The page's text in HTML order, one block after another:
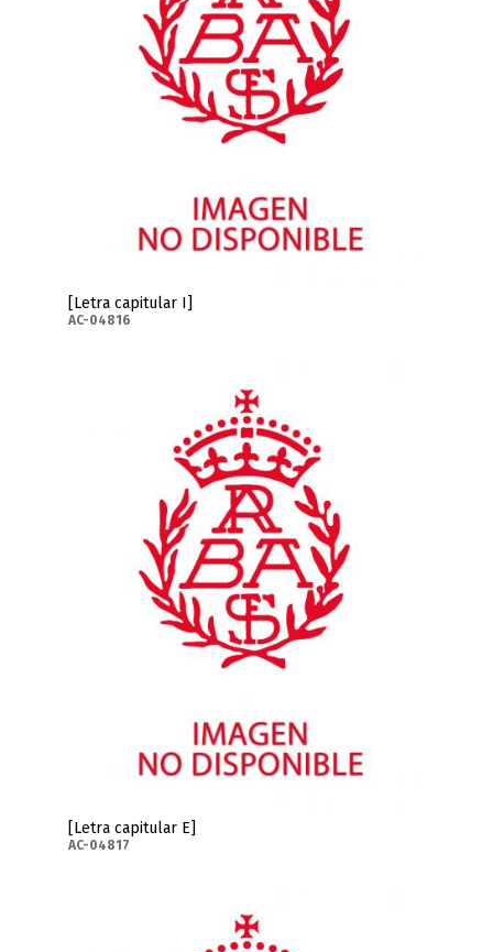
[Letra capitular I]
AC-04816
[Letra capitular E]
AC-04817